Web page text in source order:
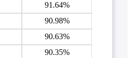
91.64%
90.98%
90.63%
90.35%